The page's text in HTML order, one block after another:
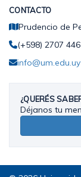
CONTACTO
Prudencio de
(+598) 2707
info@um.edu.uy
¿QUERÉS
Déjanos tu